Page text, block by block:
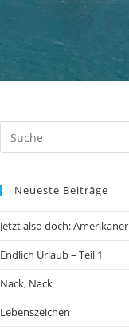
Neueste Beiträge
Jetzt also doch: Amerikaner
Endlich Urlaub – Teil 1
Nack, Nack
Lebenszeichen